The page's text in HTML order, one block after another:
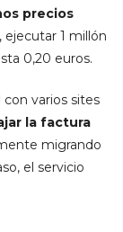
precios
ejecutar 1 millón
0,20 euros.
varios sites
la factura
migrando
el servicio